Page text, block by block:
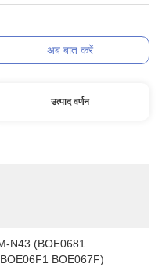
अब बात करें
उत्पाद वर्णन
N43 (BOE0681
BOE067F)